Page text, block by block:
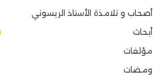
أصحاب و تلامذة الأستاذ الريسوني
أبحاث
مؤلفات
ومضات